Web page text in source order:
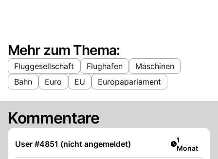
Mehr zum Thema:
Fluggesellschaft Flughafen
Maschinen
Bahn
Euro EU Europaparlament
Kommentare
User #4851 (nicht angemeldet) Artikel
1
Monat